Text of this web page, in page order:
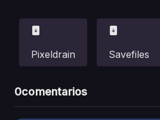
Pixeldrain Savefiles
0comentarios